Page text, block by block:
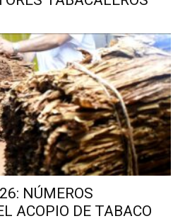
NÚMEROS
ACOPIO DE TABACO